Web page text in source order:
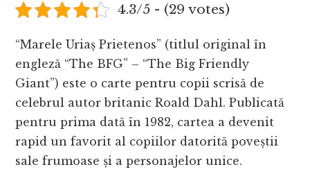
4.3/5 - (29 votes)
“Marele Uriaș Prietenos” (titlul original în
engleză “The BFG” – “The Big Friendly
Giant”) este o carte pentru copii scrisă de
celebrul autor britanic Roald Dahl. Publicată
pentru prima dată în 1982, cartea a devenit
rapid un favorit al copiilor datorită poveștii
sale frumoase și a personajelor unice.